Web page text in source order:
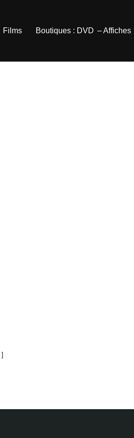
Films Boutiques : DVD – Affiches
]